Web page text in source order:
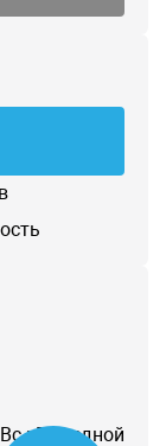
Вс.: Выходной